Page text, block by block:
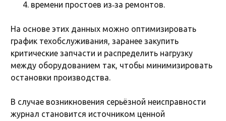
времени простоев из‑за ремонтов.
На основе этих данных можно оптимизировать
график техобслуживания, заранее закупить
критические запчасти и распределить нагрузку
между оборудованием так, чтобы минимизировать
остановки производства.
В случае возникновения серьёзной неисправности
журнал становится источником ценной